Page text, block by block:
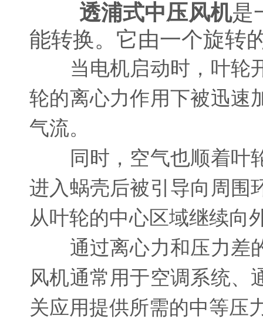
透浦式中压风机是
能转换。它由一个旋转
当电机启动时，叶轮开
轮的离心力作用下被迅速
气流。
同时，空气也顺着叶轮
进入蜗壳后被引导向周围
从叶轮的中心区域继续向
通过离心力和压力差的
风机通常用于空调系统、
关应用提供所需的中等压